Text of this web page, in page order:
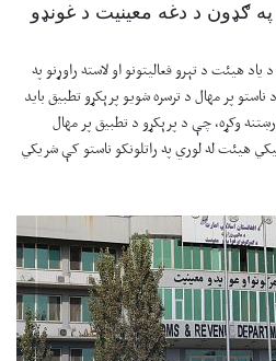
په ګډون د دغه معینیت د غونډو
هیئت د تېرو فعالیتونو او لاسته راوړنو په
پر مهال د ترسره شویو پرېکړو تطبیق باید
وکړه، چې د پرېکړو د تطبیق پر مهال
هيئت له لوري په راتلونکو ناستو کې شریکي